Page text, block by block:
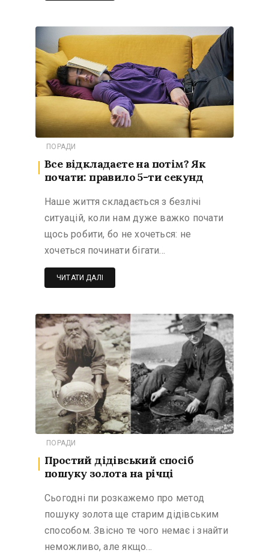
ПОРАДИ
Все відкладаєте на потім? Як
почати: правило 5-ти секунд
Наше життя складається з безлічі
ситуацій, коли нам дуже важко почати
щось робити, бо не хочеться: не
хочеться починати бігати…
ЧИТАТИ ДАЛІ
ПОРАДИ
Простий дідівський спосіб
пошуку золота на річці
Сьогодні пи розкажемо про метод
пошуку золота ще старим дідівським
способом. Звісно те чого немає і знайти
неможливо, але якщо…